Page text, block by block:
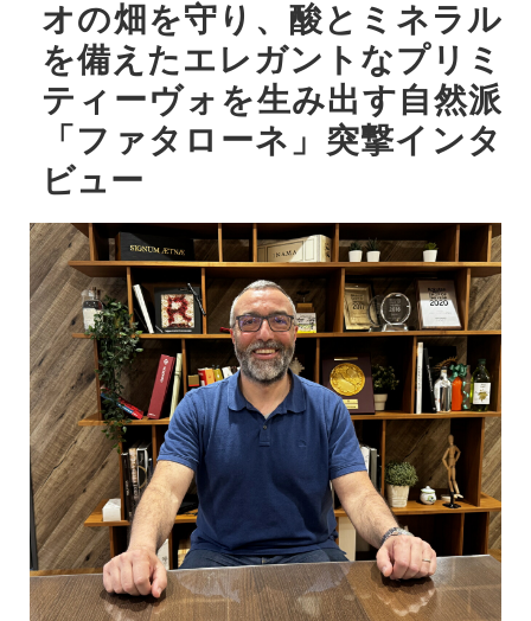
オの畑を守り、酸とミネラル
を備えたエレガントなプリミ
ティーヴォを生み出す自然派
「ファタローネ」突撃インタ
ビュー